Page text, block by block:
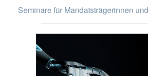
Seminare für Mandatsträgerinnen